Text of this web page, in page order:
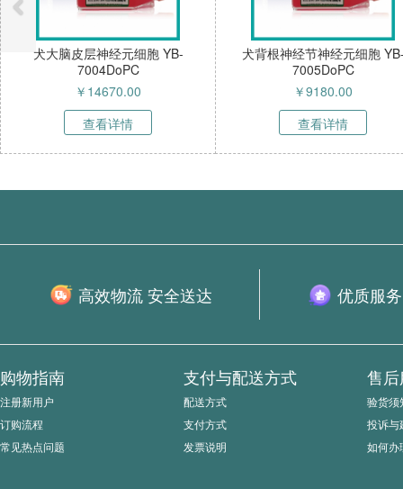
元细胞 YB-
情
犬背根神经节神经元细胞 YB-
7005DoPC
9180.00
查看详情
犬骨髓
高效物流 安全送达 优质服
购物指南
注册新用户
订购流程
常见热点问题
支付与配送方式
配送方式
支付方式
发票说明
售
验货须
投诉与
如何办